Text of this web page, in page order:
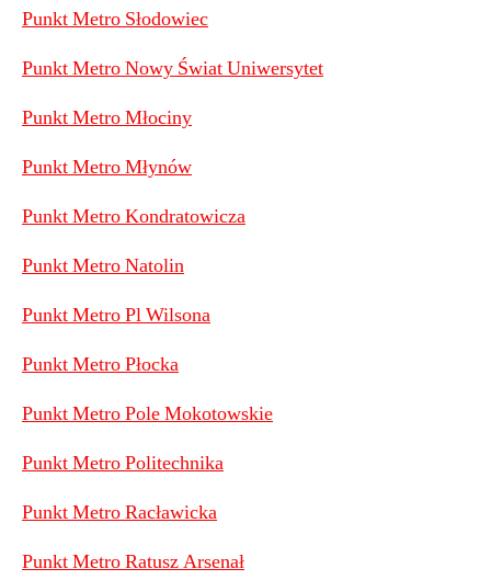
Punkt Metro Słodowiec
Punkt Metro Nowy Świat Uniwersytet
Punkt Metro Młociny
Punkt Metro Młynów
Punkt Metro Kondratowicza
Punkt Metro Natolin
Punkt Metro Pl Wilsona
Punkt Metro Płocka
Punkt Metro Pole Mokotowskie
Punkt Metro Politechnika
Punkt Metro Racławicka
Punkt Metro Ratusz Arsenał